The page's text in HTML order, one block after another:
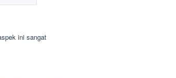
ini sangat